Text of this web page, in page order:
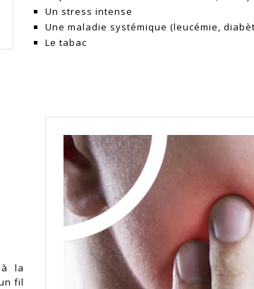
Un stress intense
Une maladie systémique (leucémie,
Le tabac
la
fil